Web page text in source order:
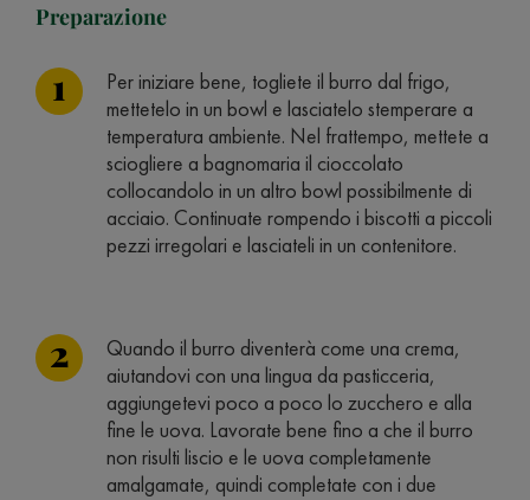
Preparazione
Per iniziare bene, togliete il burro dal frigo,
mettetelo in un bowl e lasciatelo stemperare a
temperatura ambiente. Nel frattempo, mettete a
sciogliere a bagnomaria il cioccolato
collocandolo in un altro bowl possibilmente di
acciaio. Continuate rompendo i biscotti a piccoli
pezzi irregolari e lasciateli in un contenitore.
Quando il burro diventerà come una crema,
aiutandovi con una lingua da pasticceria,
aggiungetevi poco a poco lo zucchero e alla
fine le uova. Lavorate bene fino a che il burro
non risulti liscio e le uova completamente
amalgamate, quindi completate con i due